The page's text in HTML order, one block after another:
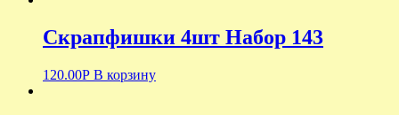
Скрапфишки 4шт Набор 143
120.00Р В корзину